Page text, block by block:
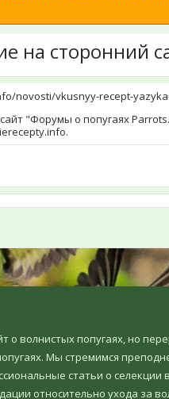
на сторонний
novosti/vkusnyy-recept-
"Форумы о попугаях
о волнистых попугаях, но
Мы стремимся
статьи о селекции
относительно ухода за